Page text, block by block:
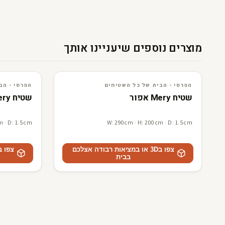
מוצרים נוספים שיעניינו אותך
3D · AR הפרסי - הבית של כל השטיחים
הפרסי - הבית של כל השטיחים
שטיח Mery אפור
W: 290cm · H: 200cm · D: 1.5cm
צפו ב3D או במציאות רבודה אצלכם
בבית
3D · AR הפרסי - הבית של כל השטיחים הפרסי -
שטיח Mery בז
· D: 1.5cm